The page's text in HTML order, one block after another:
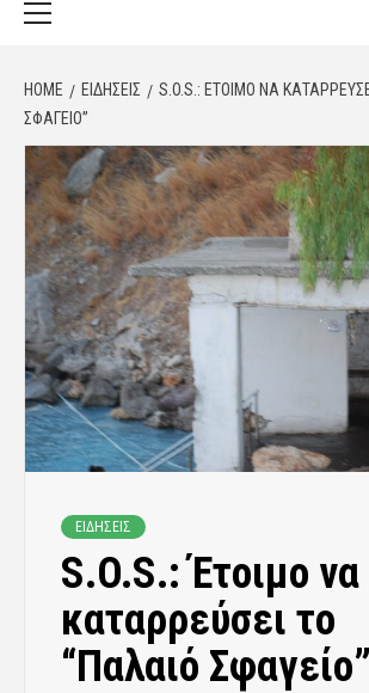
HOME ΕΙΔΗΣΕΙΣ
S.O.S.: ΈΤΟΙΜΟ ΝΑ
ΣΦΑΓΕΊΟ”
ΕΙΔΗΣΕΙΣ
S.O.S.: Έτοιμο να
καταρρεύσει το
“Παλαιό Σφαγείο”